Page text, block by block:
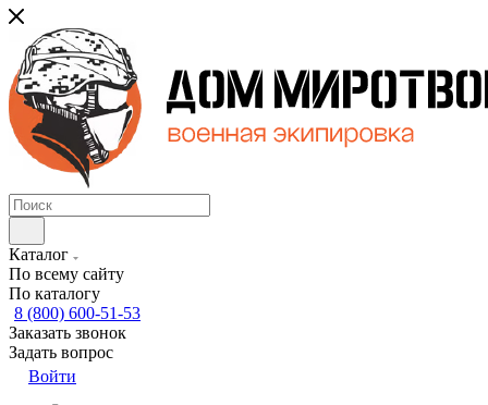
Каталог
По всему сайту
По каталогу
8 (800) 600-51-53
Заказать звонок
Задать вопрос
Войти